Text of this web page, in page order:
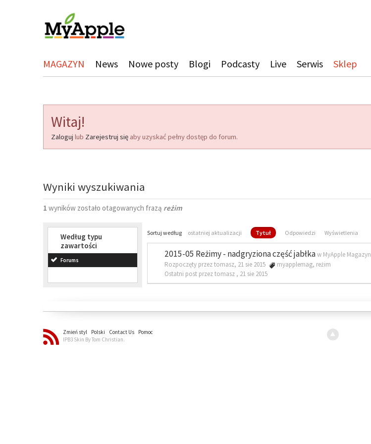
MAGAZYN News Nowe posty Blogi Podcasty Live Serwis Sklep
Witaj!
Zaloguj lub Zarejestruj się aby uzyskać pełny dostęp do forum.
Wyniki wyszukiwania
1 wyników zostało otagowanych frazą reżim
Według typu
zawartości
Forums
Sortuj według ostatniej aktualizacji Tytuł Odpowiedzi Wyświetlenia
2015-05 Reżimy - nadgryziona część jabłkaw MyApple Magazyn
Rozpoczęty przez tomasz, 21 sie 2015
myapplemag, reżim
Ostatni post przez tomasz , 21 sie 2015
Zmień styl Polski Contact Us
Pomoc
IPB3 Skin By Tom Christian.